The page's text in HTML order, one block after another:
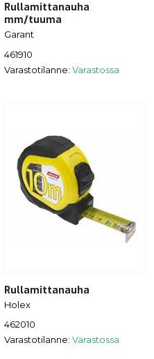
Rullamittanauha
mm/tuuma
Garant
461910
Varastotilanne: Varastossa
Rullamittanauha
Holex
462010
Varastotilanne: Varastossa